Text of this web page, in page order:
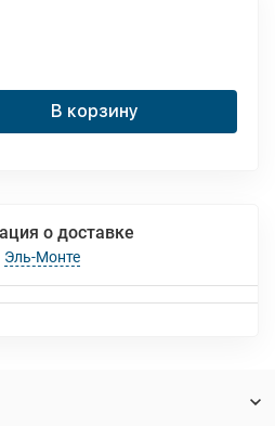
В корзину
о доставке
Эль-Монте